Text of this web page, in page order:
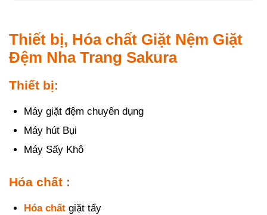
Thiết bị, Hóa chất Giặt Nệm Giặt
Đệm Nha Trang Sakura
Thiết bị:
Máy giặt đệm chuyên dụng
Máy hút Bụi
Máy Sấy Khô
Hóa chất :
Hóa chất giặt tẩy